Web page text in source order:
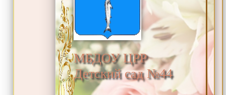
МБДОУ ЦРР
Детский сад №44